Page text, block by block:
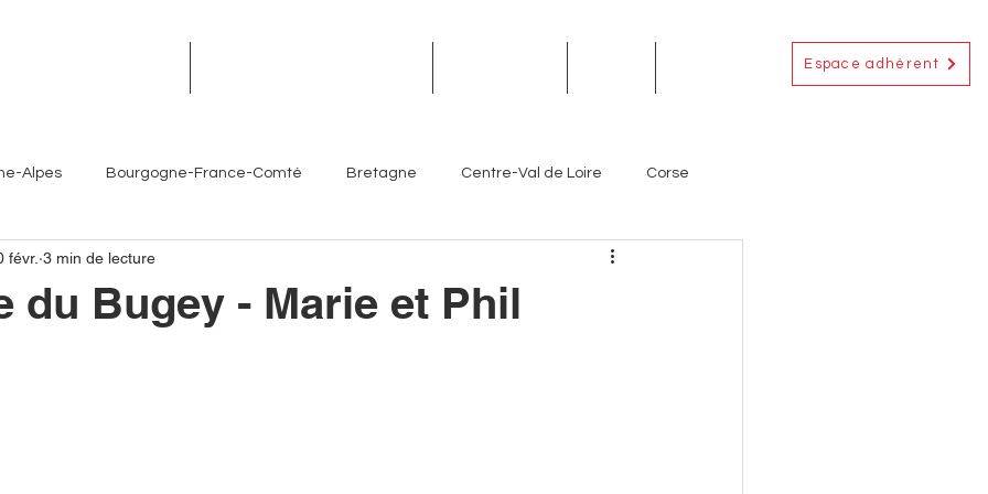
Espace adhérent
Alpes Bourgogne-France-Comté Bretagne Centre-Val de Loire Corse
Île-de-France Outre-Mer
Côte d'Azur
du Bugey - Marie et Phil
févr. 3 min de lecture